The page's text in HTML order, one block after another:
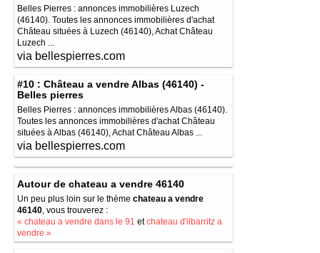
Belles Pierres : annonces immobilières Luzech
(46140). Toutes les annonces immobilières d'achat
Château situées à Luzech (46140), Achat Château
Luzech ...
via bellespierres.com
#10 : Château a vendre Albas (46140) -
Belles pierres
Belles Pierres : annonces immobilières Albas (46140).
Toutes les annonces immobilières d'achat Château
situées à Albas (46140), Achat Château Albas ...
via bellespierres.com
Autour de chateau a vendre 46140
Un peu plus loin sur le thème chateau a vendre
46140, vous trouverez :
« chateau a vendre dans le 91 etchateau d'ilbarritz a
vendre »